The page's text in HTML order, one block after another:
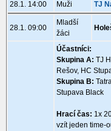
28.1. 14:00 Muži TJ
28.1. 09:00
Mladší
žáci
Účastníci:
Skupina A:TJ
Rešov, HC
Skupina B:
Stupava Black
Hrací čas: 1x
vzít jeden time-